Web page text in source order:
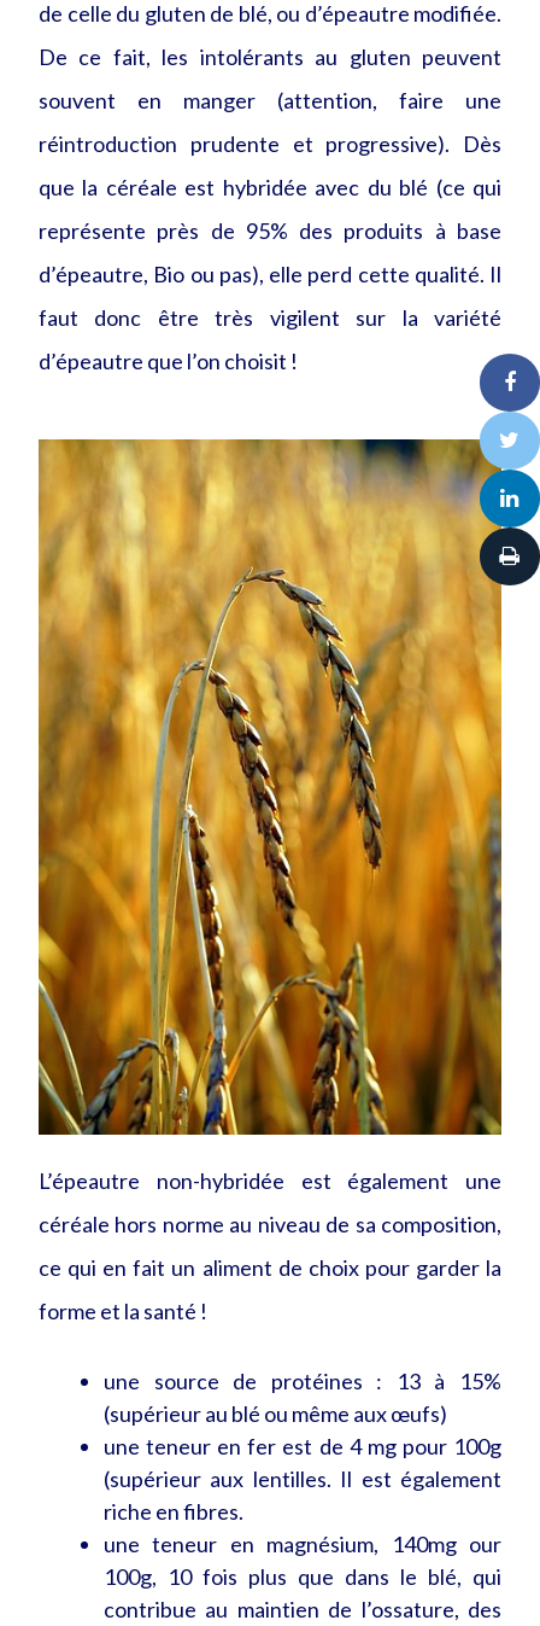
de celle du gluten de blé, ou d’épeautre modifiée.
De ce fait, les intolérants au gluten peuvent
souvent en manger (attention, faire une
réintroduction prudente et progressive). Dès
que la céréale est hybridée avec du blé (ce qui
représente près de 95% des produits à base
d’épeautre, Bio ou pas), elle perd cette qualité. Il
faut donc être très vigilent sur la variété
d’épeautre que l’on choisit !
L’épeautre non-hybridée est également une
céréale hors norme au niveau de sa composition,
ce qui en fait un aliment de choix pour garder la
forme et la santé !
une source de protéines : 13 à 15%
(supérieur au blé ou même aux œufs)
une teneur en fer est de 4 mg pour 100g
(supérieur aux lentilles. Il est également
riche en fibres.
une teneur en magnésium, 140mg our
100g, 10 fois plus que dans le blé, qui
contribue au maintien de l’ossature, des